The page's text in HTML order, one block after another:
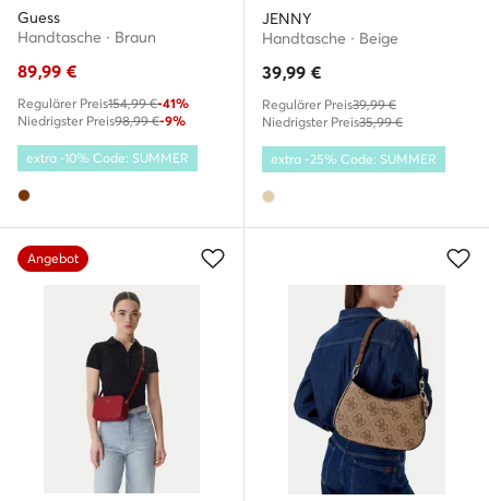
Guess
Handtasche · Braun
89,99 €
Regulärer Preis154,99 €-41%
Niedrigster Preis98,99 €-9%
extra -10% Code: SUMMER
JENNY
Handtasche · Beige
39,99 €
Regulärer Preis39,99 €
Niedrigster Preis35,99 €
extra -25% Code: SUMMER
Angebot